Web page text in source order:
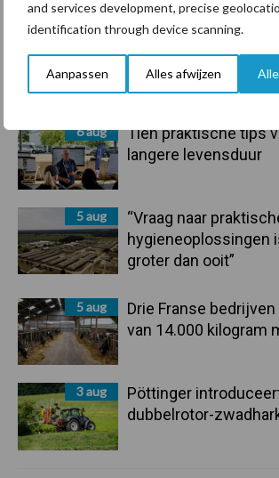
and services development, precise
identification through device scanning.
Aanpassen Alles afwijzen
Sidebar
ForFarmers ziet
Nederlandse markt
6 aug
Tien praktische tips
langere levensduur
5 aug
“Vraag naar
hygieneoplossingen
groter dan ooit”
5 aug
Drie Franse
van 14.000 kilogram
3 aug
Pöttinger
dubbelrotor-